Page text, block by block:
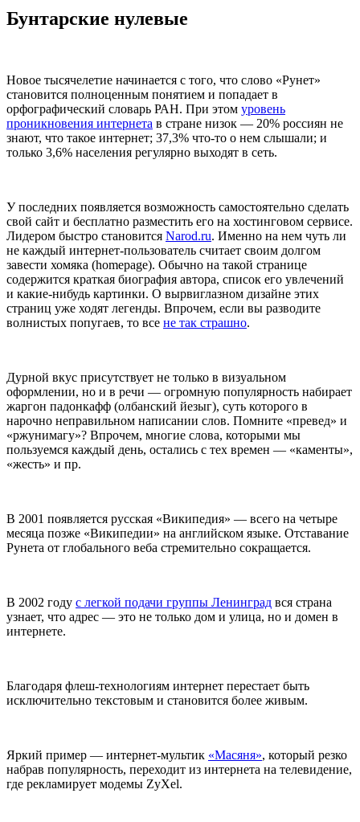
Бунтарские нулевые
Новое тысячелетие начинается с того, что слово «Рунет»
становится полноценным понятием и попадает в
орфографический словарь РАН. При этом уровень
проникновения интернета в стране низок — 20% россиян не
знают, что такое интернет; 37,3% что-то о нем слышали; и
только 3,6% населения регулярно выходят в сеть.
У последних появляется возможность самостоятельно сделать
свой сайт и бесплатно разместить его на хостинговом сервисе.
Лидером быстро становится Narod.ru. Именно на нем чуть ли
не каждый интернет-пользователь считает своим долгом
завести хомяка (homepage). Обычно на такой странице
содержится краткая биография автора, список его увлечений
и какие-нибудь картинки. О вырвиглазном дизайне этих
страниц уже ходят легенды. Впрочем, если вы разводите
волнистых попугаев, то все не так страшно.
Дурной вкус присутствует не только в визуальном
оформлении, но и в речи — огромную популярность набирает
жаргон падонкафф (олбанский йезыг), суть которого в
нарочно неправильном написании слов. Помните «превед» и
«ржунимагу»? Впрочем, многие слова, которыми мы
пользуемся каждый день, остались с тех времен — «каменты»,
«жесть» и пр.
В 2001 появляется русская «Википедия» — всего на четыре
месяца позже «Википедии» на английском языке. Отставание
Рунета от глобального веба стремительно сокращается.
В 2002 году с легкой подачи группы Ленинград вся страна
узнает, что адрес — это не только дом и улица, но и домен в
интернете.
Благодаря флеш-технологиям интернет перестает быть
исключительно текстовым и становится более живым.
Яркий пример — интернет-мультик «Масяня», который резко
набрав популярность, переходит из интернета на телевидение,
где рекламирует модемы ZyXel.